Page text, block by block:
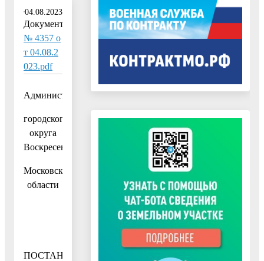
04.08.2023
Документ:
№ 4357 о
т 04.08.2
023.pdf
Администрация
городского
округа
Воскресенск
Московской
области
ПОСТАНОВЛЕНИЕ